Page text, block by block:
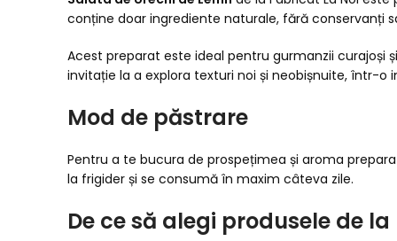
conține doar ingrediente naturale, fără conservanți
Acest preparat este ideal pentru gurmanzii curajoși
invitație la a explora texturi noi și neobișnuite, într-o
Mod de păstrare
Pentru a te bucura de prospețimea și aroma
la frigider și se consumă în maxim câteva zile.
De ce să alegi produsele de